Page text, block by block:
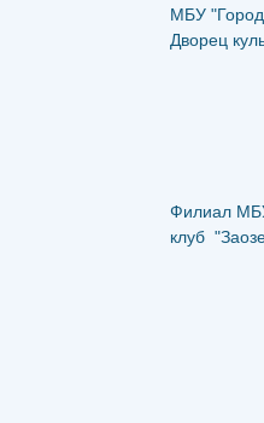
МБУ
Дворец
Филиал
клуб